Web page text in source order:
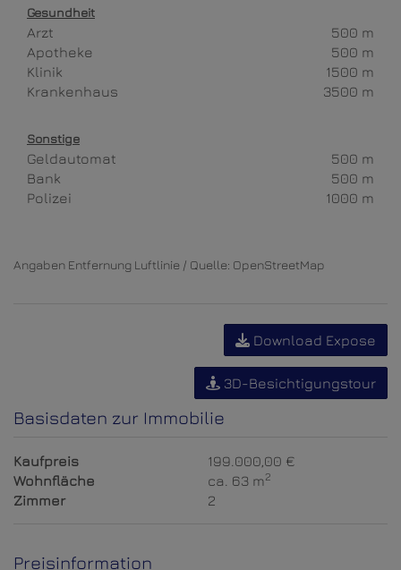
Gesundheit
Arzt
500 m
Apotheke
500 m
Klinik
1500 m
Krankenhaus
3500 m
Sonstige
Geldautomat
500 m
Bank
500 m
Polizei
1000 m
Angaben Entfernung Luftlinie / Quelle: OpenStreetMap
Download Expose
3D-Besichtigungstour
Basisdaten zur Immobilie
Kaufpreis
199.000,00 €
Wohnfläche
ca. 63 m2
Zimmer 2
Preisinformation